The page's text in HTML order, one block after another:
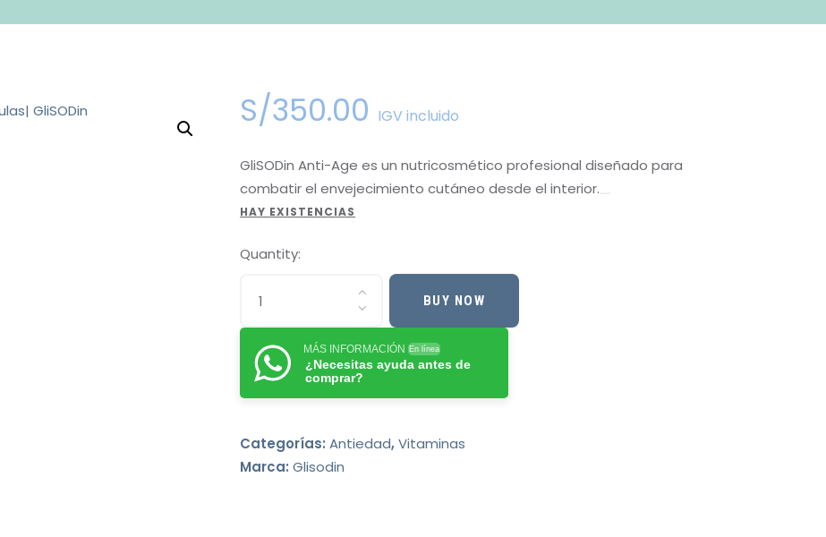
S/350.00 IGV incluido
GliSODin Anti-Age es un nutricosmético profesional diseñado para
combatir el envejecimiento cutáneo desde el interior.
HAY EXISTENCIAS
Quantity:
BUY NOW
MÁS INFORMACIÓN En línea
¿Necesitas ayuda antes de
comprar?
Categorías:Antiedad,Vitaminas
Marca:Glisodin